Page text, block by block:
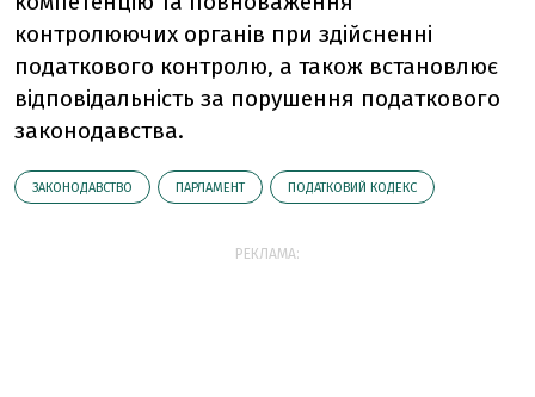
контролюючих органів при здійсненні
податкового контролю, а також встановлює
відповідальність за порушення податкового
законодавства.
ЗАКОНОДАВСТВО ПАРЛАМЕНТ ПОДАТКОВИЙ КОДЕКС
РЕКЛАМА: